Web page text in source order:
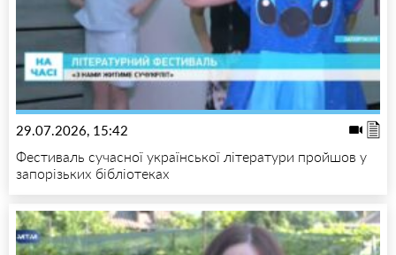
29.07.2026, 15:42
Фестиваль сучасної української літератури пройшов у
запорізьких бібліотеках